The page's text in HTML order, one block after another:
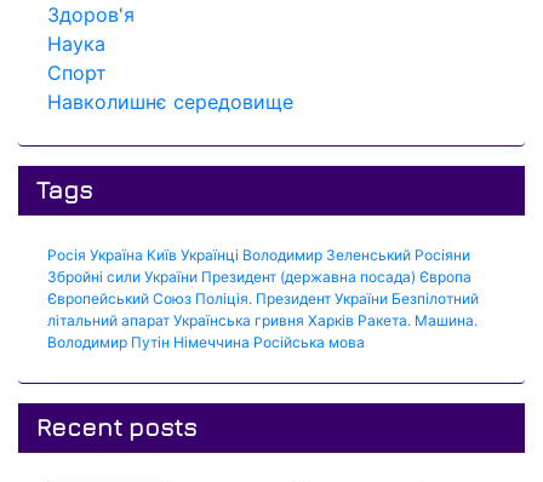
Здоров'я
Наука
Спорт
Навколишнє середовище
Tags
Росія Україна Київ Українці Володимир Зеленський Росіяни
Збройні сили України Президент (державна посада) Європа
Європейський Союз Поліція. Президент України Безпілотний
літальний апарат Українська гривня Харків Ракета. Машина.
Володимир Путін Німеччина Російська мова
Recent posts